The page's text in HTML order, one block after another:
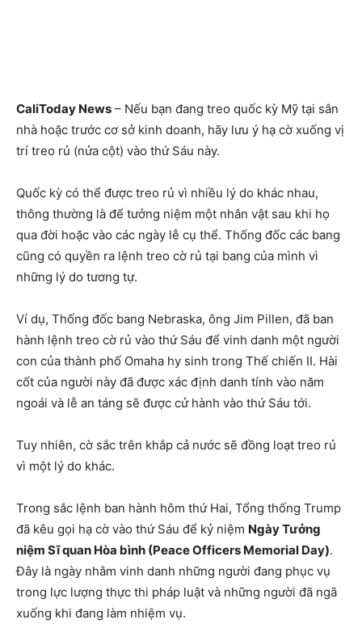
CaliToday News – Nếu bạn đang treo quốc kỳ Mỹ tại sân
nhà hoặc trước cơ sở kinh doanh, hãy lưu ý hạ cờ xuống vị
trí treo rủ (nửa cột) vào thứ Sáu này.
Quốc kỳ có thể được treo rủ vì nhiều lý do khác nhau,
thông thường là để tưởng niệm một nhân vật sau khi họ
qua đời hoặc vào các ngày lễ cụ thể. Thống đốc các bang
cũng có quyền ra lệnh treo cờ rủ tại bang của mình vì
những lý do tương tự.
Ví dụ, Thống đốc bang Nebraska, ông Jim Pillen, đã ban
hành lệnh treo cờ rủ vào thứ Sáu để vinh danh một người
con của thành phố Omaha hy sinh trong Thế chiến II. Hài
cốt của người này đã được xác định danh tính vào năm
ngoái và lễ an táng sẽ được cử hành vào thứ Sáu tới.
Tuy nhiên, cờ sắc trên khắp cả nước sẽ đồng loạt treo rủ
vì một lý do khác.
Trong sắc lệnh ban hành hôm thứ Hai, Tổng thống Trump
đã kêu gọi hạ cờ vào thứ Sáu để kỷ niệm Ngày Tưởng
niệm Sĩ quan Hòa bình (Peace Officers Memorial Day).
Đây là ngày nhằm vinh danh những người đang phục vụ
trong lực lượng thực thi pháp luật và những người đã ngã
xuống khi đang làm nhiệm vụ.